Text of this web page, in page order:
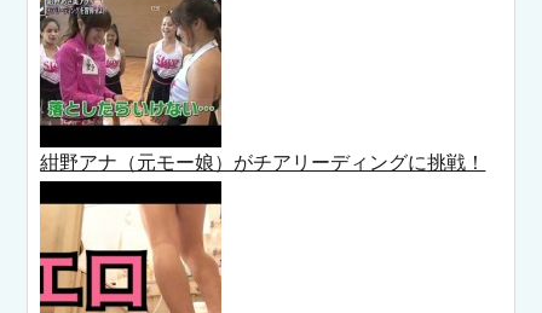
紺野アナ（元モー娘）がチアリーディングに挑戦！